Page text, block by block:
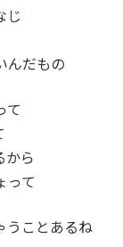
じ
んだもの
て
から
って
うことあるね